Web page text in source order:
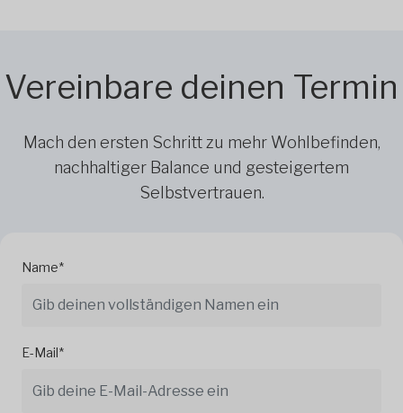
Vereinbare deinen Termin
Mach den ersten Schritt zu mehr Wohlbefinden,
nachhaltiger Balance und gesteigertem
Selbstvertrauen.
Name*
E-Mail*